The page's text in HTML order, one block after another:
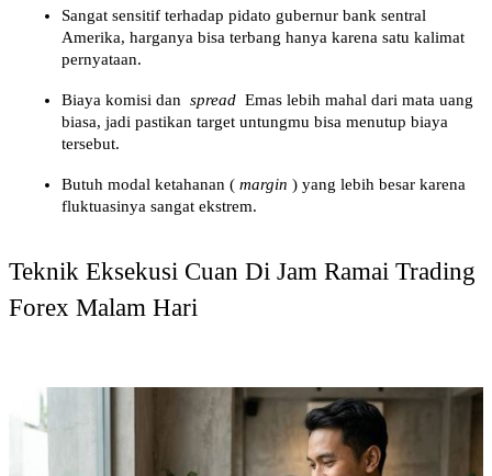
Sangat sensitif terhadap pidato gubernur bank sentral
Amerika, harganya bisa terbang hanya karena satu kalimat
pernyataan.
Biaya komisi dan spread Emas lebih mahal dari mata uang
biasa, jadi pastikan target untungmu bisa menutup biaya
tersebut.
Butuh modal ketahanan ( margin ) yang lebih besar karena
fluktuasinya sangat ekstrem.
Teknik Eksekusi Cuan Di Jam Ramai Trading
Forex Malam Hari